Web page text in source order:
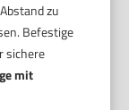
zu
Befestige
sichere
mit